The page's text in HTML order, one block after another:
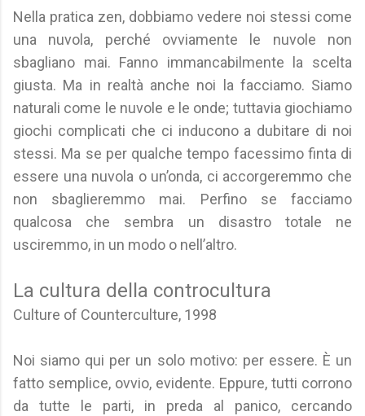
Nella pratica zen, dobbiamo vedere noi stessi come
una nuvola, perché ovviamente le nuvole non
sbagliano mai. Fanno immancabilmente la scelta
giusta. Ma in realtà anche noi la facciamo. Siamo
naturali come le nuvole e le onde; tuttavia giochiamo
giochi complicati che ci inducono a dubitare di noi
stessi. Ma se per qualche tempo facessimo finta di
essere una nuvola o un’onda, ci accorgeremmo che
non sbaglieremmo mai. Perfino se facciamo
qualcosa che sembra un disastro totale ne
usciremmo, in un modo o nell’altro.
La cultura della controcultura
Culture of Counterculture, 1998
Noi siamo qui per un solo motivo: per essere. È un
fatto semplice, ovvio, evidente. Eppure, tutti corrono
da tutte le parti, in preda al panico, cercando